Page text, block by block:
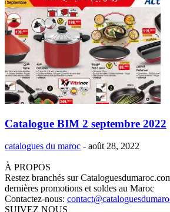
Catalogue BIM 2 septembre 2022
catalogues du maroc - août 28, 2022
À PROPOS
Restez branchés sur
dernières promotions et soldes au Maroc
Contactez-nous:
SUIVEZ NOUS